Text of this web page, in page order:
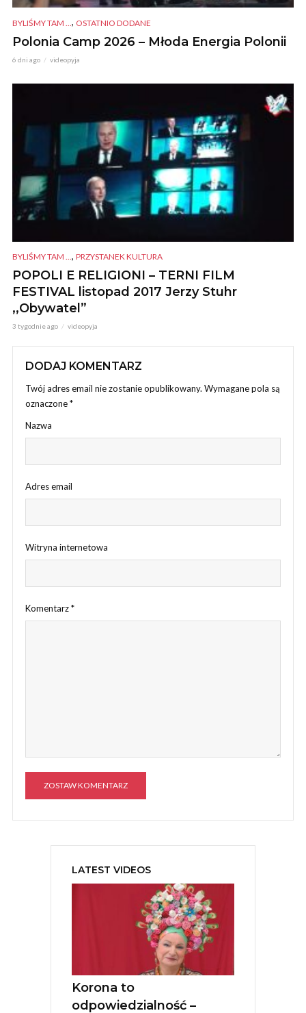
BYLIŚMY TAM ... , OSTATNIO DODANE
Polonia Camp 2026 – Młoda Energia Polonii
6 dni ago videopyja
BYLIŚMY TAM ..., PRZYSTANEK KULTURA
POPOLI E RELIGIONI – TERNI FILM
FESTIVAL listopad 2017 Jerzy Stuhr
,,Obywatel”
3 tygodnie ago videopyja
DODAJ KOMENTARZ
Twój adres email nie zostanie opublikowany. Wymagane pola są
oznaczone*
Nazwa
Adres email
Witryna internetowa
Komentarz*
A
LATEST VIDEOS
Korona to
odpowiedzialność –